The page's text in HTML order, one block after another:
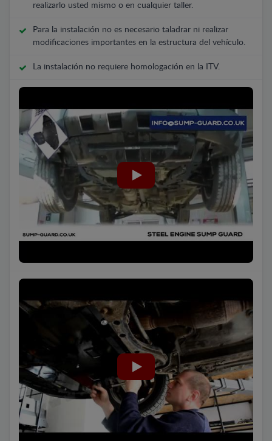
realizarlo usted mismo o en cualquier taller.
Para la instalación no es necesario taladrar ni realizar
modificaciones importantes en la estructura del vehículo.
La instalación no requiere homologación en la ITV.